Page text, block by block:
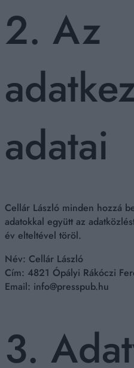
2. Az
adatai
Cellár László minden hozzá
adatokkal együtt az
év elteltével töröl.
Név: Cellár László
Cím: 4821 Ópályi Rákóczi
Email: info@presspub.hu
3.